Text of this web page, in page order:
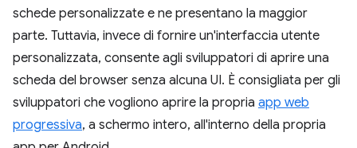
schede personalizzate e ne presentano la maggior
parte. Tuttavia, invece di fornire un'interfaccia utente
personalizzata, consente agli sviluppatori di aprire una
scheda del browser senza alcuna UI. È consigliata per gli
sviluppatori che vogliono aprire la propria app web
progressiva, a schermo intero, all'interno della propria